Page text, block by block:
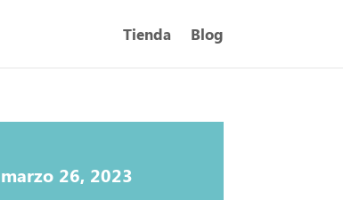
Tienda Blog
marzo 26, 2023